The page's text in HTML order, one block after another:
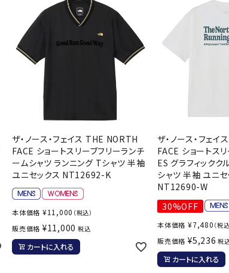
その他アクセサリー
サッカー
ジュニ
レプリ
ジュニ
バトミントン 卓球
シューズ
メンズランニング
ウイメンズランニング
ジュニアサッカースパイク
サッカー・フットサルトレー
グシューズ
ジュニアサッカー・フットサ
レーニングシューズ
野球スパイク・シューズ
少年野球スパイク・シュー
バスケットボールシューズ
バレーボールシューズ
テニスシューズ
ザ・ノース・フェイス THE NORTH
FACE ショートスリーブフリーランチ
ームシャツ ランニング Tシャツ 半袖
ユニセックス NT12692-K
本体価格 ¥11,000 （税込）
販売価格 ¥11,000 税込
カートに入れる
ザ・ノース・フェ
FACE ショートス
ES グラフィックク
シャツ 半袖 ユニセ
NT12690-W
30%OFF
本体価格 ¥7,480 （税込
販売価格 ¥5,236 税
カートに入れる